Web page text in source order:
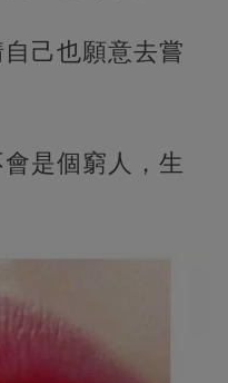
己也願意去嘗
是個窮人，生